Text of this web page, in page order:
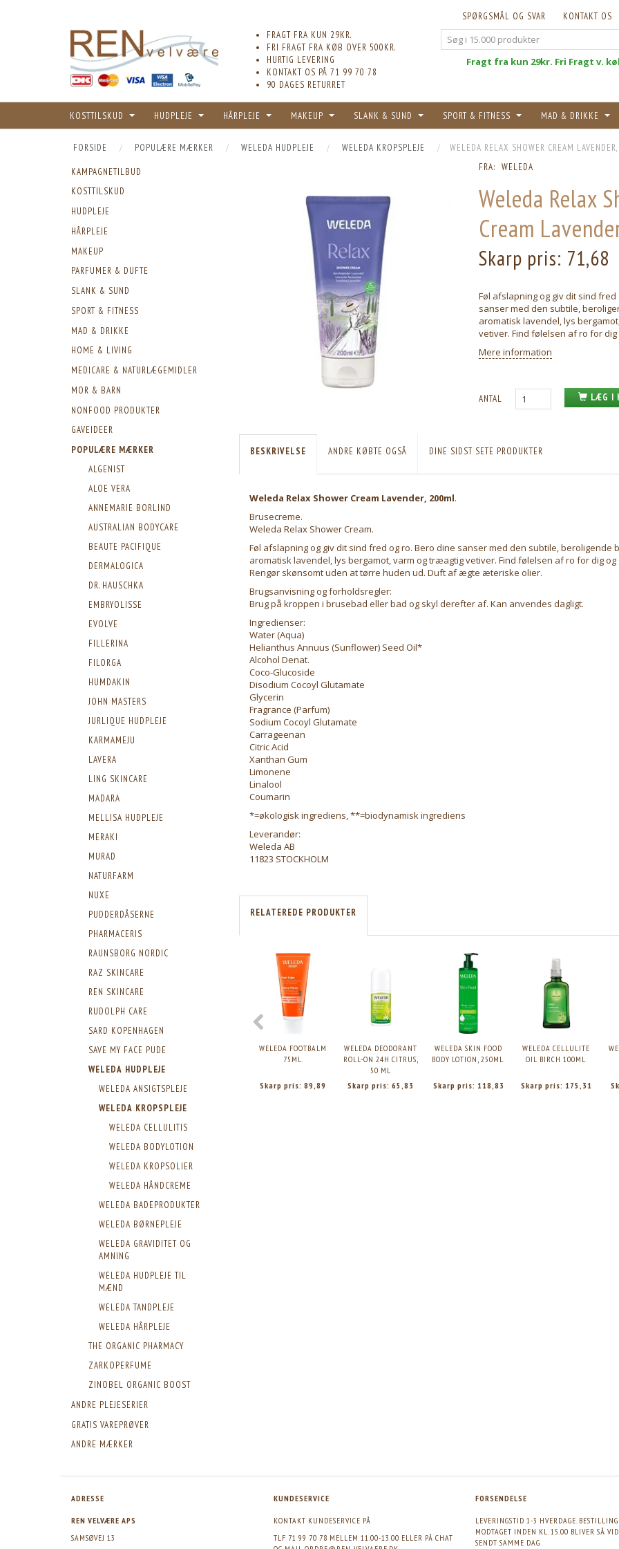
KONTAKT OS
SPØRGSMÅL OG SVAR
FRAGT FRA KUN 29KR.
FRI FRAGT FRA KØB OVER 500KR.
HURTIG LEVERING
KONTAKT OS PÅ 71 99 70 78
90 DAGES RETURRET
Fragt fra kun 29kr. Fri Fragt v.
KOSTTILSKUD HUDPLEJE HÅRPLEJE MAKEUP SLANK & SUND SPORT & FITNESS MAD & DRIKKE
FORSIDE POPULÆRE MÆRKER WELEDA HUDPLEJE WELEDA KROPSPLEJE WELEDA RELAX SHOWER CREAM
KAMPAGNETILBUD
KOSTTILSKUD
HUDPLEJE
HÅRPLEJE
MAKEUP
PARFUMER & DUFTE
SLANK & SUND
SPORT & FITNESS
MAD & DRIKKE
HOME & LIVING
MEDICARE & NATURLÆGEMIDLER
MOR & BARN
NONFOOD PRODUKTER
GAVEIDEER
POPULÆRE MÆRKER
ALGENIST
ALOE VERA
ANNEMARIE BORLIND
AUSTRALIAN BODYCARE
BEAUTE PACIFIQUE
DERMALOGICA
DR. HAUSCHKA
EMBRYOLISSE
EVOLVE
FILLERINA
FILORGA
HUMDAKIN
JOHN MASTERS
JURLIQUE HUDPLEJE
KARMAMEJU
LAVERA
LING SKINCARE
MADARA
MELLISA HUDPLEJE
MERAKI
MURAD
NATURFARM
NUXE
PUDDERDÅSERNE
PHARMACERIS
RAUNSBORG NORDIC
RAZ SKINCARE
REN SKINCARE
RUDOLPH CARE
SARD KOPENHAGEN
SAVE MY FACE PUDE
WELEDA HUDPLEJE
WELEDA ANSIGTSPLEJE
WELEDA KROPSPLEJE
WELEDA CELLULITIS
WELEDA BODYLOTION
WELEDA KROPSOLIER
WELEDA HÅNDCREME
WELEDA BADEPRODUKTER
WELEDA BØRNEPLEJE
WELEDA GRAVIDITET OG
AMNING
WELEDA HUDPLEJE TIL
MÆND
WELEDA TANDPLEJE
WELEDA HÅRPLEJE
THE ORGANIC PHARMACY
ZARKOPERFUME
ZINOBEL ORGANIC BOOST
ANDRE PLEJESERIER
GRATIS VAREPRØVER
ANDRE MÆRKER
FRA: WELEDA
Weleda Relax
Cream
Skarp pris: 71,68
Føl afslapning og giv dit sind fred
sanser med den subtile,
aromatisk lavendel, lys
vetiver. Find følelsen af ro for
Mere information
ANTAL LÆG I
BESKRIVELSE ANDRE KØBTE OGSÅ DINE SIDST SETE PRODUKTER
Weleda Relax Shower Cream Lavender, 200ml.
Brusecreme.
Weleda Relax Shower Cream.
Føl afslapning og giv dit sind fred og ro. Bero dine sanser med den subtile, beroligende
aromatisk lavendel, lys bergamot, varm og træagtig vetiver. Find følelsen af ro for dig og
Rengør skønsomt uden at tørre huden ud. Duft af ægte æteriske olier.
Brugsanvisning og forholdsregler:
Brug på kroppen i brusebad eller bad og skyl derefter af. Kan anvendes dagligt.
Ingredienser:
Water (Aqua)
Helianthus Annuus (Sunflower) Seed Oil*
Alcohol Denat.
Coco-Glucoside
Disodium Cocoyl Glutamate
Glycerin
Fragrance (Parfum)
Sodium Cocoyl Glutamate
Carrageenan
Citric Acid
Xanthan Gum
Limonene
Linalool
Coumarin
*=økologisk ingrediens, **=biodynamisk ingrediens
Leverandør:
Weleda AB
11823 STOCKHOLM
RELATEREDE PRODUKTER
WELEDA FOOTBALM
75ML.
Skarp pris:89,89
WELEDA DEODORANT
ROLL-ON 24H CITRUS,
50 ML
Skarp pris:65,83
WELEDA SKIN FOOD
BODY LOTION, 250ML.
Skarp pris: 118,83
WELEDA CELLULITE
OIL BIRCH 100ML.
Skarp pris: 175,31
ADRESSE
REN VELVÆRE APS
SAMSØVEJ 13
KUNDESERVICE
KONTAKT KUNDESERVICE PÅ
TLF 71 99 70 78 MELLEM 11.00-13.00 ELLER PÅ CHAT
FORSENDELSE
LEVERINGSTID 1-3 HVERDAGE.
MODTAGET INDEN KL. 15.00 BLIVER SÅ
SENDT SAMME DAG